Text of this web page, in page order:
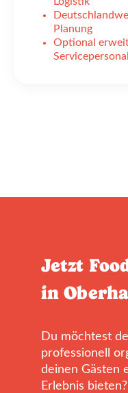
Planung
Optional
Jetzt
in
Du möchtest
professionell
deinen Gästen
Erlebnis